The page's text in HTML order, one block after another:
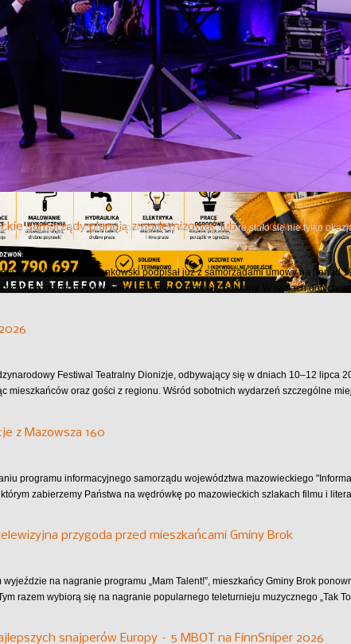
się uroczyste Powiatowe Spotkanie Noworoczne, które stało się nie tylko
autorskie z Karoliną Olejak
roku w Miejskiej Bibliotece Publicznej w Ostrowi Mazowieckiej odbyło się
oraz autorką reportażu „Nienawidzę ich! To...
z Mazowsza 161
programu informacyjnego samorządu województwa mazowieckiego
i milionach na infrastrukturę sportową, dofinansowaniu ochrony
samorządy planują zmodernizować lub wybudować 600
mazowiecki Mariusz Frankowski podpisał już z samorządami umowy na ponad
na przygotowanie obiektów zbiorowej ochrony. W ramach
Festiwal Teatralny Dionizje, odbywający się w dniach 10–12 lipca
mieszkańców oraz gości z regionu. Wśród sobotnich wydarzeń szczególne
z Mazowsza 160
programu informacyjnego samorządu województwa mazowieckiego
zabierzemy Państwa na wędrówkę po mazowieckich szlakach filmu i
przygoda przed mieszkańcami Gminy Brok
wyjeździe na nagranie programu „Mam Talent!”, mieszkańcy Gminy Brok
razem wybiorą się na nagranie popularnego teleturnieju muzycznego „Tak
snajperów Europy – 5 MBOT na FinnSniper 2026